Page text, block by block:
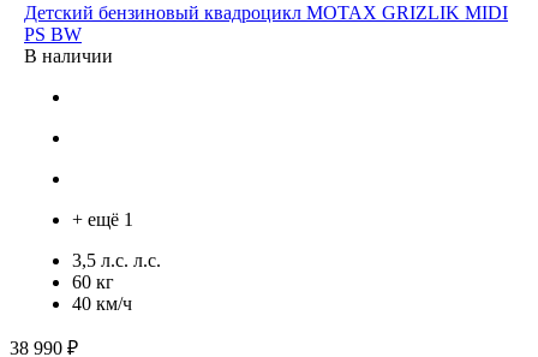
Детский бензиновый квадроцикл MOTAX GRIZLIK MIDI
PS BW
В наличии
+ ещё 1
3,5 л.с. л.с.
60 кг
40 км/ч
38 990 ₽